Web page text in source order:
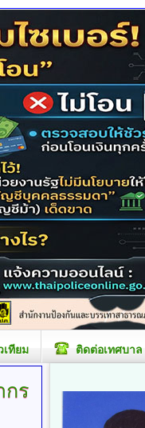
ทียม ติดต่อเทศบาล
กร